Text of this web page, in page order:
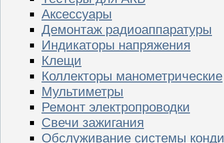
Аксессуары
Демонтаж радиоаппаратуры
Индикаторы напряжения
Клещи
Коллекторы манометрические
Мультиметры
Ремонт электропроводки
Свечи зажигания
Обслуживание системы